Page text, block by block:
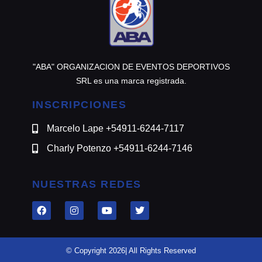
"ABA" ORGANIZACION DE EVENTOS DEPORTIVOS
SRL es una marca registrada.
INSCRIPCIONES
Marcelo Lape +54911-6244-7117
Charly Potenzo +54911-6244-7146
NUESTRAS REDES
© Copyright 2026| All Rights Reserved